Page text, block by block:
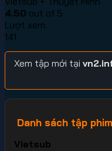
4.50 out of 5
Lượt xem:
141
Xem tập mới tại
Danh sách tập phim
Vietsub